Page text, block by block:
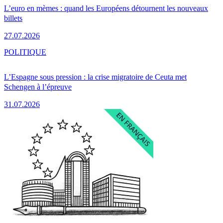
L’euro en mèmes : quand les Européens détournent les nouveaux
billets
27.07.2026
L’Espagne sous pression : la crise migratoire de Ceuta met
Schengen à l’épreuve
31.07.2026
POLITIQUE